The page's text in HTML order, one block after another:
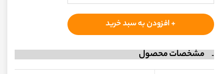
+ افزودن به سبد خرید
مشخصات محصول